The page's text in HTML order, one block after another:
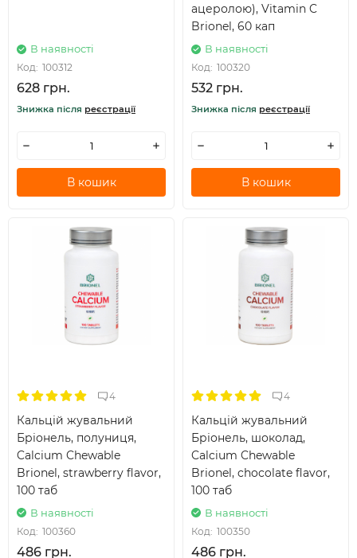
В наявності
Код: 100312
628 грн.
Знижка після реєстрації
В кошик
ацеролою), Vitamin C
Brionel, 60 кап
В наявності
Код: 100320
532 грн.
Знижка після реєстрації
В кошик
4
Кальцій жувальний
Бріонель, полуниця,
Calcium Chewable
Brionel, strawberry flavor,
100 таб
В наявності
Код: 100360
486 грн.
4
Кальцій жувальний
Бріонель, шоколад,
Calcium Chewable
Brionel, chocolate flavor,
100 таб
В наявності
Код: 100350
486 грн.